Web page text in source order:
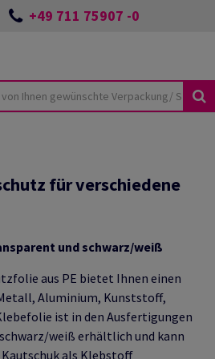
+49 711 75907 -0
für verschiedene
und schwarz/weiß
aus PE bietet Ihnen einen
Aluminium, Kunststoff,
ist in den Ausfertigungen
weiß erhältlich und kann
als Klebstoff